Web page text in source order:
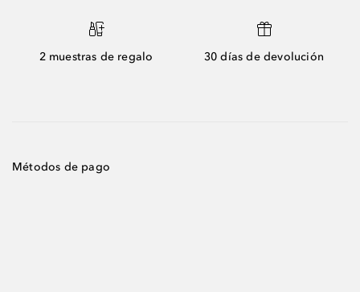
2 muestras de regalo 30 días de devolución
Métodos de pago